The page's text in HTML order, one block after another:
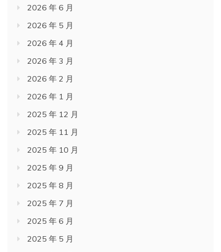
2026 年 6 月
2026 年 5 月
2026 年 4 月
2026 年 3 月
2026 年 2 月
2026 年 1 月
2025 年 12 月
2025 年 11 月
2025 年 10 月
2025 年 9 月
2025 年 8 月
2025 年 7 月
2025 年 6 月
2025 年 5 月